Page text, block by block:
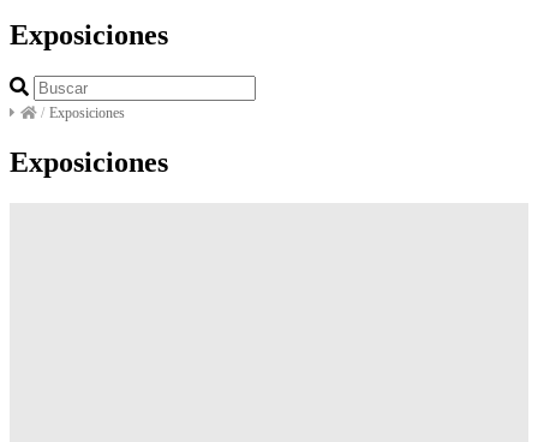
Exposiciones
/ Exposiciones
Exposiciones